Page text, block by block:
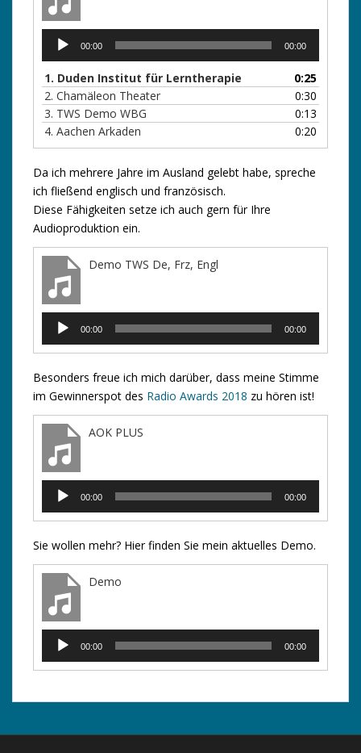
Audio-
Player
00:00 00:00
1. Duden Institut für Lerntherapie
0:25
2. Chamäleon Theater
0:30
3. TWS Demo WBG
0:13
4. Aachen Arkaden
0:20
Da ich mehrere Jahre im Ausland gelebt habe, spreche
ich fließend englisch und französisch.
Diese Fähigkeiten setze ich auch gern für Ihre
Audioproduktion ein.
Demo TWS De, Frz, Engl
Audio-
Player
00:00 00:00
Besonders freue ich mich darüber, dass meine Stimme
im Gewinnerspot des Radio Awards 2018 zu hören ist!
AOK PLUS
Audio-
Player
00:00 00:00
Sie wollen mehr? Hier finden Sie mein aktuelles Demo.
Demo
Audio-
Player
00:00 00:00